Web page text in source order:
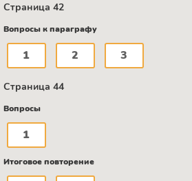
Страница 42
Вопросы к параграфу
1 2 3
Страница 44
Вопросы
1
Итоговое повторение